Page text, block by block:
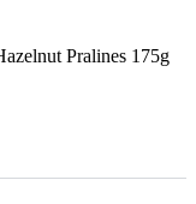
Pralines 175g